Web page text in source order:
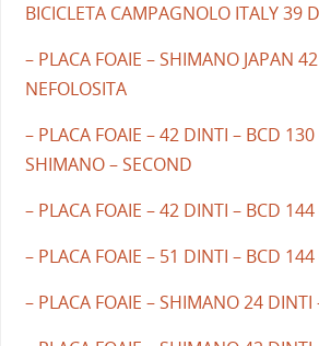
BICICLETA CAMPAGNOLO ITALY 39
– PLACA FOAIE – SHIMANO JAPAN
NEFOLOSITA
– PLACA FOAIE – 42 DINTI – BCD
SHIMANO – SECOND
– PLACA FOAIE – 42 DINTI – BCD
– PLACA FOAIE – 51 DINTI – BCD
– PLACA FOAIE – SHIMANO 24 DINTI